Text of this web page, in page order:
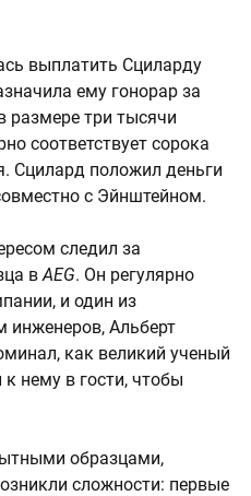
выплатить Сциларду
ему гонорар за
размере три тысячи
соответствует сорока
Сцилард положил деньги
с Эйнштейном.
следил за
вAEG. Он регулярно
и один из
инженеров, Альберт
как великий ученый
нему в гости, чтобы
образцами,
сложности: первые